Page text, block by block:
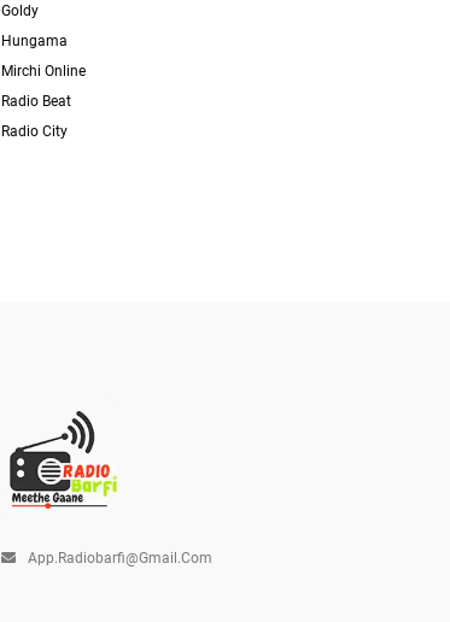
Goldy
Hungama
Mirchi Online
Radio Beat
Radio City
App.radiobarfi@gmail.com